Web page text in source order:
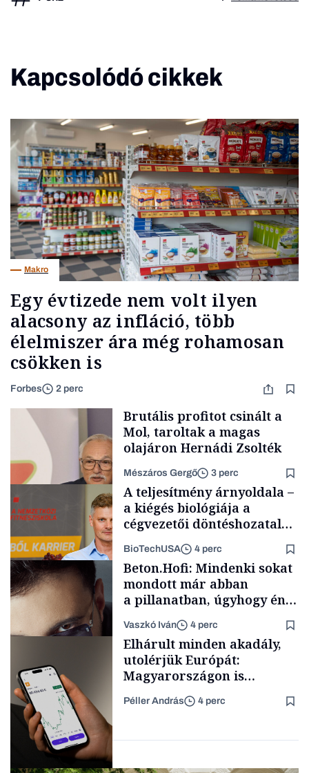
Kapcsolódó cikkek
Makro
Egy évtizede nem volt ilyen
alacsony az infláció, több
élelmiszer ára még rohamosan
csökken is
Forbes 2 perc
Befektetés
Brutális profitot csinált a
Mol, taroltak a magas
olajáron Hernádi Zsolték
Mészáros Gergő 3 perc
Content Lab HUB
A teljesítmény árnyoldala –
a kiégés biológiája a
cégvezetői döntéshozatal
BioTechUSA 4 perc
Forbes-sztori
Beton.Hofi: Mindenki sokat
mondott már abban
a pillanatban, úgyhogy én
a legsarkosabb
gondolataimat akartam
kimondani
Vaszkó Iván 4 perc
Elhárult minden akadály,
utolérjük Európát:
Magyarországon is
kriptoszolgáltatását az
fintech
Péller András 4 perc